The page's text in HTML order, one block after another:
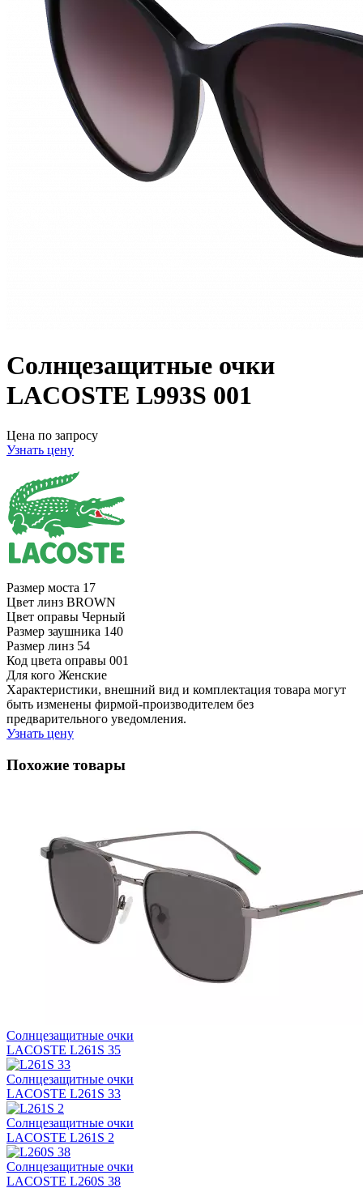
Солнцезащитные очки
LACOSTE L993S 001
Цена по запросу
Узнать цену
Размер моста 17
Цвет линз BROWN
Цвет оправы Черный
Размер заушника 140
Размер линз 54
Код цвета оправы 001
Для кого Женские
Характеристики, внешний вид и комплектация товара могут
быть изменены фирмой-производителем без
предварительного уведомления.
Узнать цену
Похожие товары
Солнцезащитные очки
LACOSTE L261S 35
Солнцезащитные очки
LACOSTE L261S 33
Солнцезащитные очки
LACOSTE L261S 2
Солнцезащитные очки
LACOSTE L260S 38